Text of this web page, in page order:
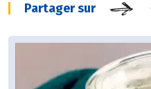
Partager sur